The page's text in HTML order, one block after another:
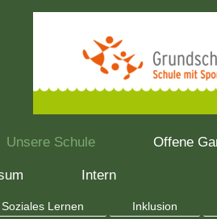
Unsere Schule Offene
Intern
Soziales Lernen Inklusion